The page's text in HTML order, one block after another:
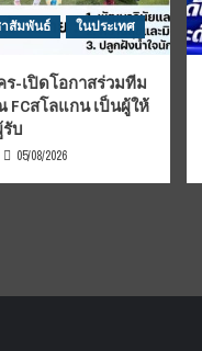
สัมพันธ์ ในประเทศ
-เปิดโอกาสร่วมทีม
FCสโลแกน เป็นผู้ให้
บ
05/08/2026